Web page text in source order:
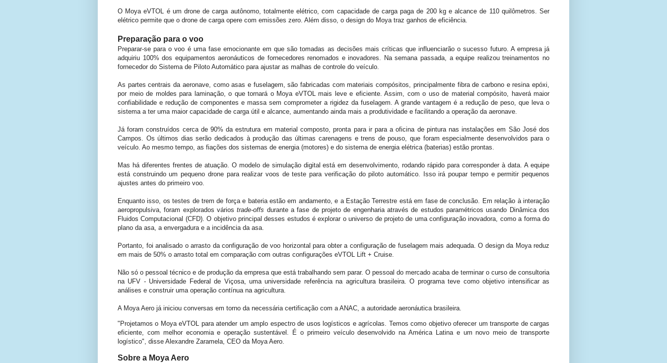
O Moya eVTOL é um drone de carga autônomo, totalmente elétrico, com capacidade de carga paga de 200 kg e alcance de 110 quilômetros. Ser
elétrico permite que o drone de carga opere com emissões zero. Além disso, o design do Moya traz ganhos de eficiência.
Preparação para o voo
Preparar-se para o voo é uma fase emocionante em que são tomadas as decisões mais críticas que influenciarão o sucesso futuro. A empresa já
adquiriu 100% dos equipamentos aeronáuticos de fornecedores renomados e inovadores. Na semana passada, a equipe realizou treinamentos no
fornecedor do Sistema de Piloto Automático para ajustar as malhas de controle do veículo.
As partes centrais da aeronave, como asas e fuselagem, são fabricadas com materiais compósitos, principalmente fibra de carbono e resina epóxi,
por meio de moldes para laminação, o que tornará o Moya eVTOL mais leve e eficiente. Assim, com o uso de material compósito, haverá maior
confiabilidade e redução de componentes e massa sem comprometer a rigidez da fuselagem. A grande vantagem é a redução de peso, que leva o
sistema a ter uma maior capacidade de carga útil e alcance, aumentando ainda mais a produtividade e facilitando a operação da aeronave.
Já foram construídos cerca de 90% da estrutura em material composto, pronta para ir para a oficina de pintura nas instalações em São José dos
Campos. Os últimos dias serão dedicados à produção das últimas carenagens e trens de pouso, que foram especialmente desenvolvidos para o
veículo. Ao mesmo tempo, as fiações dos sistemas de energia (motores) e do sistema de energia elétrica (baterias) estão prontas.
Mas há diferentes frentes de atuação. O modelo de simulação digital está em desenvolvimento, rodando rápido para corresponder à data. A equipe
está construindo um pequeno drone para realizar voos de teste para verificação do piloto automático. Isso irá poupar tempo e permitir pequenos
ajustes antes do primeiro voo.
Enquanto isso, os testes de trem de força e bateria estão em andamento, e a Estação Terrestre está em fase de conclusão. Em relação à interação
aeropropulsiva, foram explorados váriostrade-offs durante a fase de projeto de engenharia através de estudos paramétricos usando Dinâmica dos
Fluidos Computacional (CFD). O objetivo principal desses estudos é explorar o universo de projeto de uma configuração inovadora, como a forma do
plano da asa, a envergadura e a incidência da asa.
Portanto, foi analisado o arrasto da configuração de voo horizontal para obter a configuração de fuselagem mais adequada. O design da Moya reduz
em mais de 50% o arrasto total em comparação com outras configurações eVTOL Lift + Cruise.
Não só o pessoal técnico e de produção da empresa que está trabalhando sem parar. O pessoal do mercado acaba de terminar o curso de consultoria
na UFV - Universidade Federal de Viçosa, uma universidade referência na agricultura brasileira. O programa teve como objetivo intensificar as
análises e construir uma operação contínua na agricultura.
A Moya Aero já iniciou conversas em torno da necessária certificação com a ANAC, a autoridade aeronáutica brasileira.
"Projetamos o Moya eVTOL para atender um amplo espectro de usos logísticos e agrícolas. Temos como objetivo oferecer um transporte de cargas
eficiente, com melhor economia e operação sustentável. É o primeiro veículo desenvolvido na América Latina e um novo meio de transporte
logístico", disse Alexandre Zaramela, CEO da Moya Aero.
Sobre a Moya Aero